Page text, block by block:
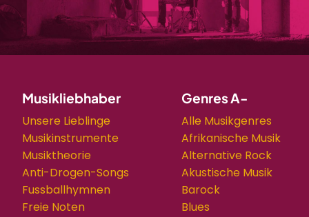
Musikliebhaber
Unsere Lieblinge
Musikinstrumente
Musiktheorie
Anti-Drogen-Songs
Fussballhymnen
Freie Noten
Genres A-
Alle Musikgenres
Afrikanische Musik
Alternative Rock
Akustische Musik
Barock
Blues